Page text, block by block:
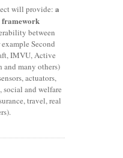
will provide: a
framework
between
Second
IMVU, Active
and many others)
actuators,
and welfare
travel, real